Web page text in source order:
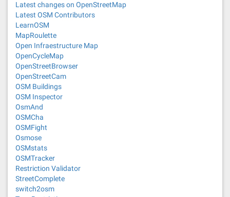
Latest changes on OpenStreetMap
Latest OSM Contributors
LearnOSM
MapRoulette
Open Infraestructure Map
OpenCycleMap
OpenStreetBrowser
OpenStreetCam
OSM Buildings
OSM Inspector
OsmAnd
OSMCha
OSMFight
Osmose
OSMstats
OSMTracker
Restriction Validator
StreetComplete
switch2osm